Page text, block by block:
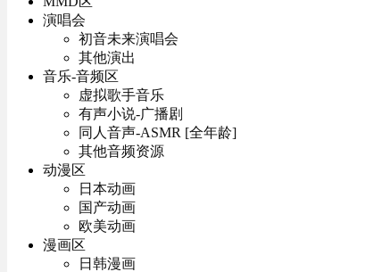
演唱会
初音未来演唱会
其他演出
音乐-音频区
虚拟歌手音乐
有声小说-广播剧
同人音声-ASMR [全年龄]
其他音频资源
动漫区
日本动画
国产动画
欧美动画
漫画区
日韩漫画